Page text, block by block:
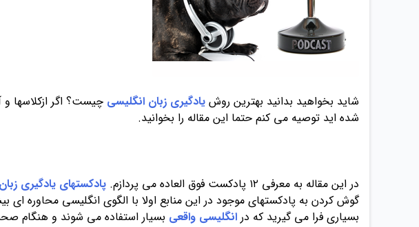
شاید بخواهید بدانید بهترین روش یادگیری زبان انگلیسی چیست؟ اگر ازکلاسها
شده اید توصیه می کنم حتما این مقاله را بخوانید.
در این مقاله به معرفی ۱۲ پادکست فوق العاده می پردازم. پادکستهای یادگیری
گوش کردن به پادکستهای موجود در این منابع اولا با الگوی انگلیسی محاوره ای
بسیاری فرا می گیرید که در انگلیسی واقعی بسیار استفاده می شوند و هنگام